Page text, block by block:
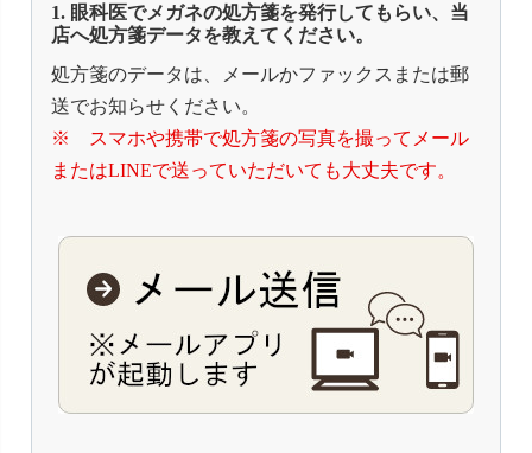
1. 眼科医でメガネの処方箋を発行してもらい、当
店へ処方箋データを教えてください。
処方箋のデータは、メールかファックスまたは郵
送でお知らせください。
※ スマホや携帯で処方箋の写真を撮ってメール
またはLINEで送っていただいても大丈夫です。